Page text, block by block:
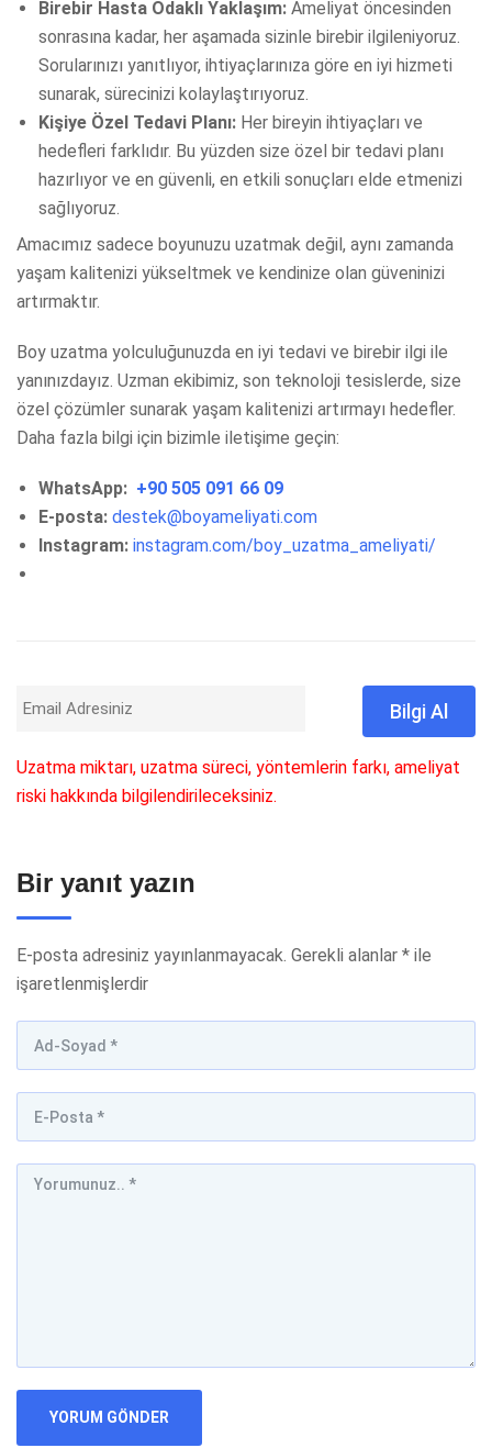
Birebir Hasta Odaklı Yaklaşım: Ameliyat öncesinden
sonrasına kadar, her aşamada sizinle birebir ilgileniyoruz.
Sorularınızı yanıtlıyor, ihtiyaçlarınıza göre en iyi hizmeti
sunarak, sürecinizi kolaylaştırıyoruz.
Kişiye Özel Tedavi Planı: Her bireyin ihtiyaçları ve
hedefleri farklıdır. Bu yüzden size özel bir tedavi planı
hazırlıyor ve en güvenli, en etkili sonuçları elde etmenizi
sağlıyoruz.
Amacımız sadece boyunuzu uzatmak değil, aynı zamanda
yaşam kalitenizi yükseltmek ve kendinize olan güveninizi
artırmaktır.
Boy uzatma yolculuğunuzda en iyi tedavi ve birebir ilgi ile
yanınızdayız. Uzman ekibimiz, son teknoloji tesislerde, size
özel çözümler sunarak yaşam kalitenizi artırmayı hedefler.
Daha fazla bilgi için bizimle iletişime geçin:
WhatsApp: +90 505 091 66 09
E-posta: destek@boyameliyati.com
Instagram: instagram.com/boy_uzatma_ameliyati/
Uzatma miktarı, uzatma süreci, yöntemlerin farkı, ameliyat
riski hakkında bilgilendirileceksiniz.
Bir yanıt yazın
E-posta adresiniz yayınlanmayacak. Gerekli alanlar * ile
işaretlenmişlerdir